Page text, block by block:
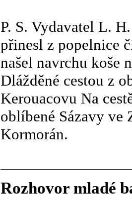
P. S. Vydavatel L.
přinesl z popelnice
našel navrchu koše
Dlážděné cestou z
Kerouacovu Na
oblíbené Sázavy ve
Kormorán.
Rozhovor mladé